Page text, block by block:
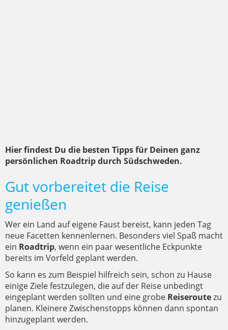
Hier findest Du die besten Tipps für Deinen ganz
persönlichen Roadtrip durch Südschweden.
Gut vorbereitet die Reise
genießen
Wer ein Land auf eigene Faust bereist, kann jeden Tag
neue Facetten kennenlernen. Besonders viel Spaß macht
ein Roadtrip, wenn ein paar wesentliche Eckpunkte
bereits im Vorfeld geplant werden.
So kann es zum Beispiel hilfreich sein, schon zu Hause
einige Ziele festzulegen, die auf der Reise unbedingt
eingeplant werden sollten und eine grobe Reiseroutezu
planen. Kleinere Zwischenstopps können dann spontan
hinzugeplant werden.